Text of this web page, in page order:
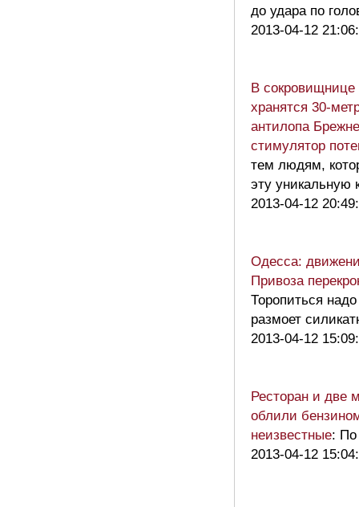
до удара по
2013-04-12
В сокровищнице
хранятся 30-
антилопа
стимулятор
тем людям,
эту
2013-04-12
Одесса:
Привоза
Торопиться
размоет
2013-04-12
Ресторан и две
облили
неизвестные: По
2013-04-12